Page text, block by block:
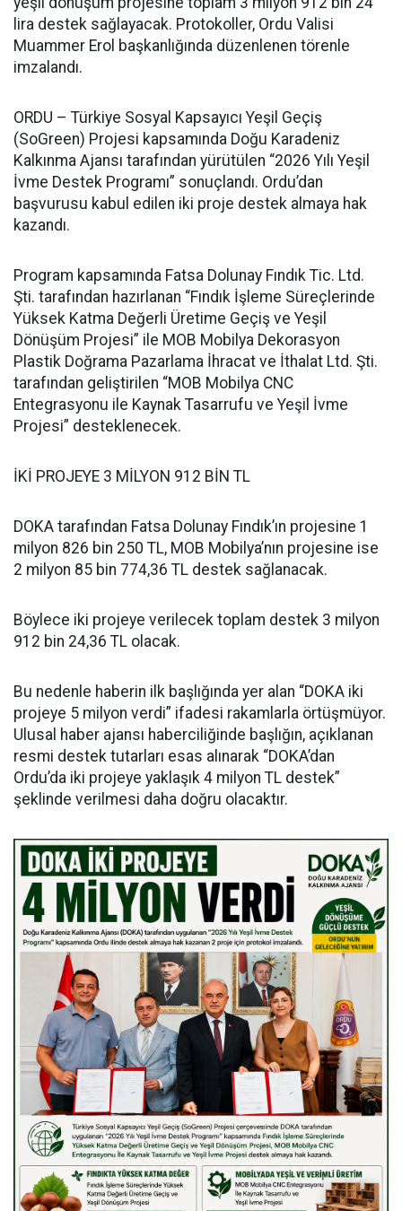
lira destek sağlayacak. Protokoller, Ordu Valisi
Muammer Erol başkanlığında düzenlenen törenle
imzalandı.
ORDU – Türkiye Sosyal Kapsayıcı Yeşil Geçiş
(SoGreen) Projesi kapsamında Doğu Karadeniz
Kalkınma Ajansı tarafından yürütülen “2026 Yılı Yeşil
İvme Destek Programı” sonuçlandı. Ordu’dan
başvurusu kabul edilen iki proje destek almaya hak
kazandı.
Program kapsamında Fatsa Dolunay Fındık Tic. Ltd.
Şti. tarafından hazırlanan “Fındık İşleme Süreçlerinde
Yüksek Katma Değerli Üretime Geçiş ve Yeşil
Dönüşüm Projesi” ile MOB Mobilya Dekorasyon
Plastik Doğrama Pazarlama İhracat ve İthalat Ltd. Şti.
tarafından geliştirilen “MOB Mobilya CNC
Entegrasyonu ile Kaynak Tasarrufu ve Yeşil İvme
Projesi” desteklenecek.
İKİ PROJEYE 3 MİLYON 912 BİN TL
DOKA tarafından Fatsa Dolunay Fındık’ın projesine 1
milyon 826 bin 250 TL, MOB Mobilya’nın projesine ise
2 milyon 85 bin 774,36 TL destek sağlanacak.
Böylece iki projeye verilecek toplam destek 3 milyon
912 bin 24,36 TL olacak.
Bu nedenle haberin ilk başlığında yer alan “DOKA iki
projeye 5 milyon verdi” ifadesi rakamlarla örtüşmüyor.
Ulusal haber ajansı haberciliğinde başlığın, açıklanan
resmi destek tutarları esas alınarak “DOKA’dan
Ordu’da iki projeye yaklaşık 4 milyon TL destek”
şeklinde verilmesi daha doğru olacaktır.